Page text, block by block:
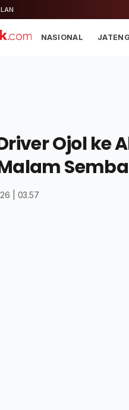
NASIONAL JATENG
Ojol ke
| 03.57